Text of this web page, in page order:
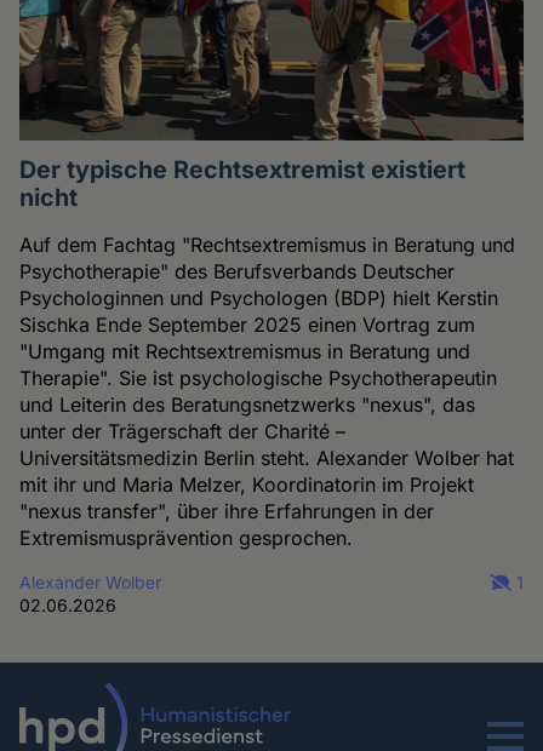
Der typische Rechtsextremist existiert
nicht
Auf dem Fachtag "Rechtsextremismus in Beratung und
Psychotherapie" des Berufsverbands Deutscher
Psychologinnen und Psychologen (BDP) hielt Kerstin
Sischka Ende September 2025 einen Vortrag zum
"Umgang mit Rechtsextremismus in Beratung und
Therapie". Sie ist psychologische Psychotherapeutin
und Leiterin des Beratungsnetzwerks "nexus", das
unter der Trägerschaft der Charité –
Universitätsmedizin Berlin steht. Alexander Wolber hat
mit ihr und Maria Melzer, Koordinatorin im Projekt
"nexus transfer", über ihre Erfahrungen in der
Extremismusprävention gesprochen.
Alexander Wolber
02.06.2026
1
Menu